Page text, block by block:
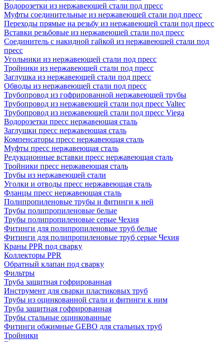
Водорозетки из нержавеющей стали под пресс
Муфты соединительные из нержавеющей стали под пресс
Переходы прямые на резьбу из нержавеющей стали под пресс
Вставки резьбовые из нержавеющей стали под пресс
Соединитель с накидной гайкой из нержавеющей стали под
пресс
Угольники из нержавеющей стали под пресс
Тройники из нержавеющей стали под пресс
Заглушка из нержавеющей стали под пресс
Обводы из нержавеющей стали под пресс
Трубопровод из гофрированной нержавеющей трубы
Трубопровод из нержавеющей стали под пресс Valtec
Трубопровод из нержавеющей стали под пресс Viega
Водорозетки пресс нержавеющая сталь
Заглушки пресс нержавеющая сталь
Компенсаторы пресс нержавеющая сталь
Муфты пресс нержавеющая сталь
Редукционные вставки пресс нержавеющая сталь
Тройники пресс нержавеющая сталь
Трубы из нержавеющей стали
Уголки и отводы пресс нержавеющая сталь
Фланцы пресс нержавеющая сталь
Полипропиленовые трубы и фитинги к ней
Трубы полипропиленовые белые
Трубы полипропиленовые серые Чехия
Фитинги для полипропиленовые труб белые
Фитинги для полипропиленовые труб серые Чехия
Краны PPR под сварку
Коллекторы PPR
Обратный клапан под сварку
Фильтры
Труба защитная гофрированная
Инструмент для сварки пластиковых труб
Трубы из оцинкованной стали и фитинги к ним
Труба защитная гофрированная
Трубы стальные оцинкованные
Фитинги обжимные GEBO для стальных труб
Тройники